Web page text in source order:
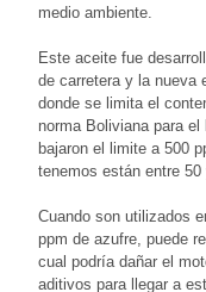
medio ambiente.
Este aceite fue
de carretera y la nueva
donde se limita el
norma Boliviana para
bajaron el limite a 500
tenemos están entre 50
Cuando son utilizados
ppm de azufre, puede
cual podría dañar el
aditivos para llegar a